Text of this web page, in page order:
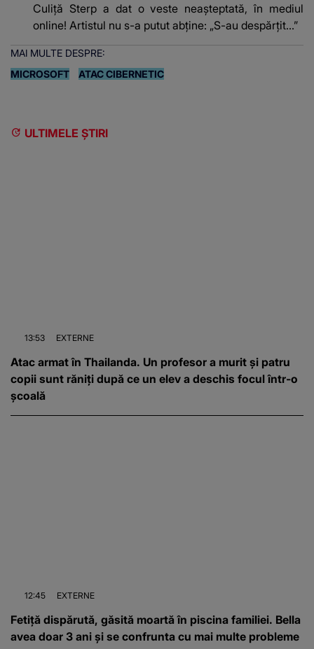
Culiță Sterp a dat o veste neașteptată, în mediul
online! Artistul nu s-a putut abține: „S-au despărțit...”
MAI MULTE DESPRE:
MICROSOFT
ATAC CIBERNETIC
ULTIMELE ȘTIRI
13:53 EXTERNE
Atac armat în Thailanda. Un profesor a murit și patru
copii sunt răniți după ce un elev a deschis focul într-o
școală
12:45 EXTERNE
Fetiță dispărută, găsită moartă în piscina familiei. Bella
avea doar 3 ani și se confrunta cu mai multe probleme